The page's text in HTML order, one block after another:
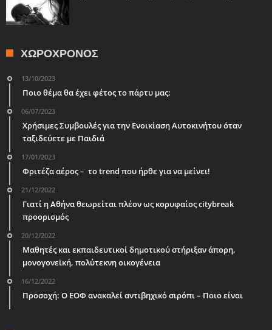
ΧΩΡΟΧΡΌΝΟΣ
13/10/2023
Ποιο θέμα θα έχει φέτος το πάρτυ μας;
06/07/2023
Χρήσιμες Συμβουλές για την Ενοικίαση Αυτοκινήτου όταν
ταξιδεύετε με Παιδιά
17/01/2023
Φριτέζα αέρος – το trend που ήρθε για να μείνει!
21/12/2022
Γιατί η Αθήνα θεωρείται πλέον ως κορυφαίος citybreak
προορισμός
20/12/2022
Μαθητές και εκπαιδευτικοί δημοτικού στήριξαν άπορη,
μονογονεϊκή, πολύτεκνη οικογένεια
16/12/2022
Προσοχή: Ο ΕΟΦ ανακαλεί αντιβηχικό σιρόπι – Ποιο είναι